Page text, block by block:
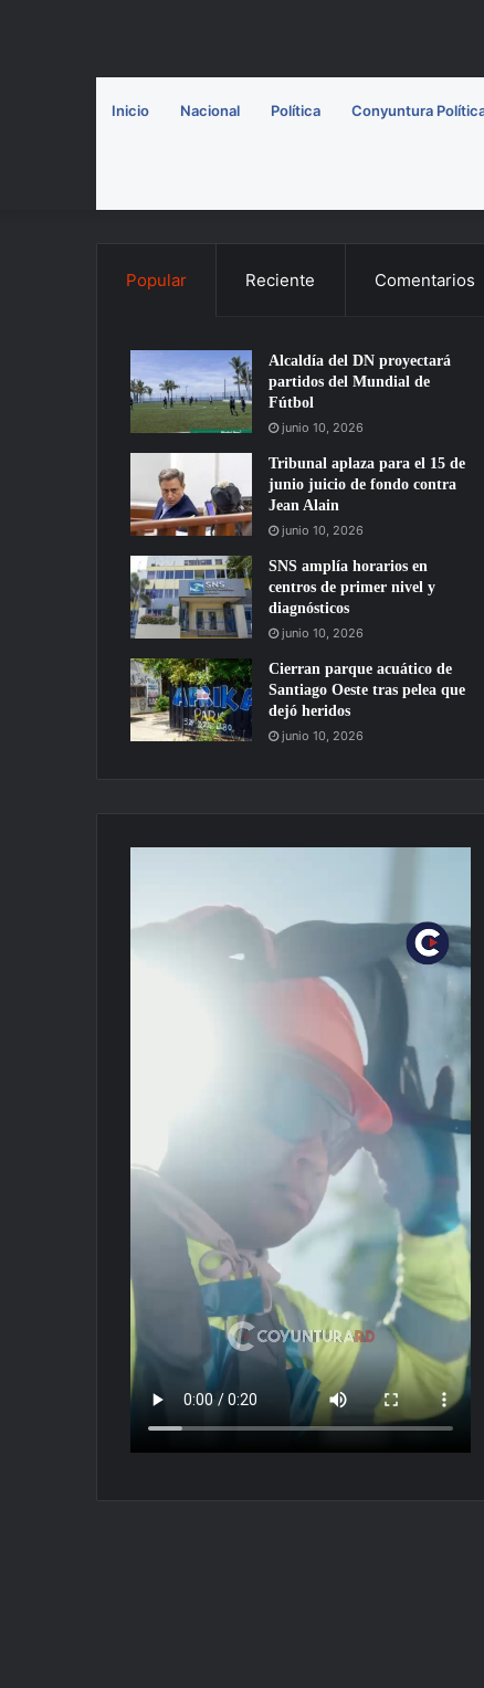
Inicio Nacional Política Conyuntura
Popular Reciente Comentarios
Alcaldía del DN proyectará
partidos del Mundial de
Fútbol
junio 10, 2026
Tribunal aplaza para el 15 de
junio juicio de fondo contra
Jean Alain
junio 10, 2026
SNS amplía horarios en
centros de primer nivel y
diagnósticos
junio 10, 2026
Cierran parque acuático de
Santiago Oeste tras pelea que
dejó heridos
junio 10, 2026